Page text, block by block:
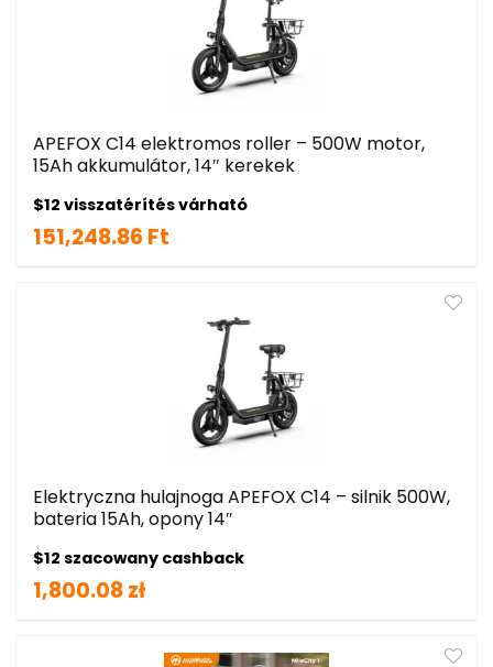
APEFOX C14 elektromos roller – 500W motor,
15Ah akkumulátor, 14″ kerekek
$12 visszatérítés várható
151,248.86 Ft
Elektryczna hulajnoga APEFOX C14 – silnik 500W,
bateria 15Ah, opony 14″
$12 szacowany cashback
1,800.08 zł